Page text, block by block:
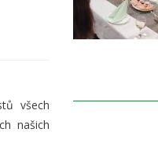
všech
našich